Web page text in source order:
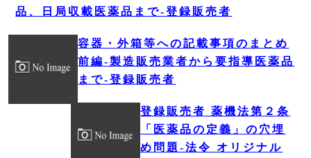
品、日局収載医薬品まで‐登録販売者
容器・外箱等への記載事項のまとめ
前編‐製造販売業者から要指導医薬品
まで‐登録販売者
登録販売者 薬機法第２条
「医薬品の定義」の穴埋
め問題‐法令 オリジナル